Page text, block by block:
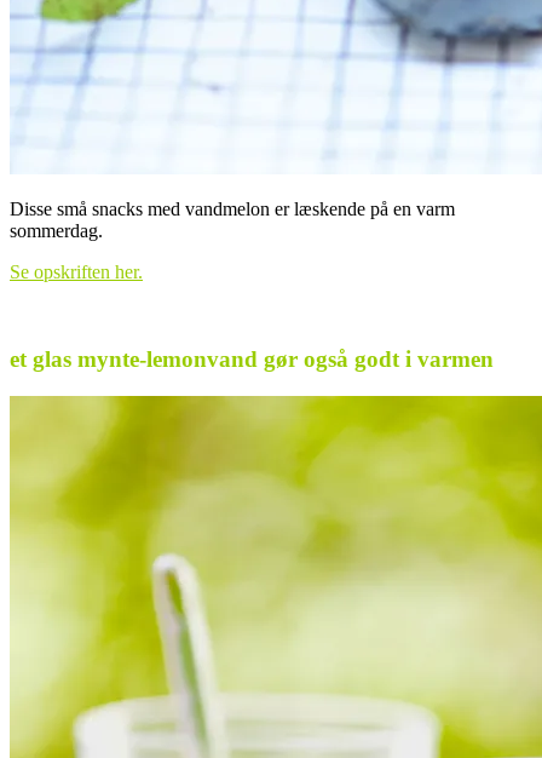
Disse små snacks med vandmelon er læskende på en varm
sommerdag.
Se opskriften her.
et glas mynte-lemonvand gør også godt i varmen